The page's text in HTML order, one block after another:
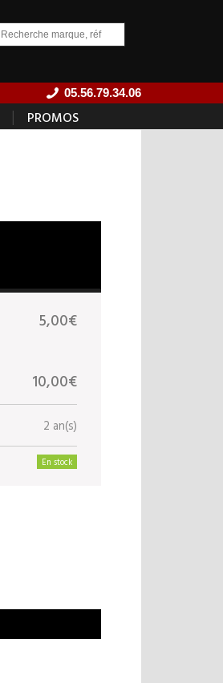
05.56.79.34.06
| PROMOS
5,00€
10,00€
2 an(s)
En stock